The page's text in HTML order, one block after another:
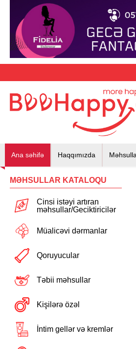
Ana səhifə Haqqımızda
MƏHSULLAR KATALOQU
Cinsi istəyi artıran
məhsullar/Geciktiricilər
Müalicəvi dərmanlar
Qoruyucular
Təbii məhsullar
Kişilərə özəl
İntim gellər və kremlər